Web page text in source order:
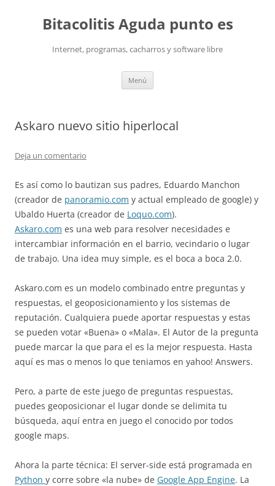
contenidoBitacolitis Aguda punto es
Internet, programas, cacharros y software libre
Menú
Askaro nuevo sitio hiperlocal
Deja un comentario
Es así como lo bautizan sus padres, Eduardo Manchon
(creador de panoramio.com y actual empleado de google) y
Ubaldo Huerta (creador de Loquo.com).
Askaro.com es una web para resolver necesidades e
intercambiar información en el barrio, vecindario o lugar
de trabajo. Una idea muy simple, es el boca a boca 2.0.
Askaro.com es un modelo combinado entre preguntas y
respuestas, el geoposicionamiento y los sistemas de
reputación. Cualquiera puede aportar respuestas y estas
se pueden votar «Buena» o «Mala». El Autor de la pregunta
puede marcar la que para el es la mejor respuesta. Hasta
aquí es mas o menos lo que teniamos en yahoo! Answers.
Pero, a parte de este juego de preguntas respuestas,
puedes geoposicionar el lugar donde se delimita tu
búsqueda, aquí entra en juego el conocido por todos
google maps.
Ahora la parte técnica: El server-side está programada en
Python y corre sobre «la nube» de Google App Engine. La